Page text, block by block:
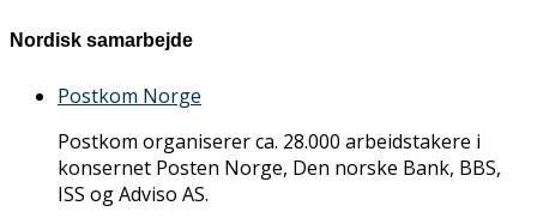
Nordisk samarbejde
Postkom Norge
Postkom organiserer ca. 28.000 arbeidstakere i
konsernet Posten Norge, Den norske Bank, BBS,
ISS og Adviso AS.